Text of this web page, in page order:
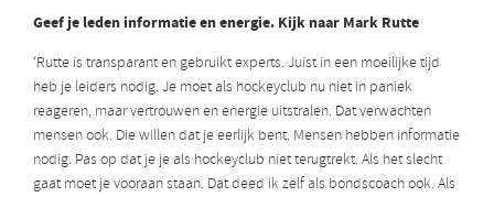
Geef je leden informatie en energie. Kijk naar Mark Rutte
‘Rutte is transparant en gebruikt experts. Juist in een moeilijke tijd
heb je leiders nodig. Je moet als hockeyclub nu niet in paniek
reageren, maar vertrouwen en energie uitstralen. Dat verwachten
mensen ook. Die willen dat je eerlijk bent. Mensen hebben informatie
nodig. Pas op dat je je als hockeyclub niet terugtrekt. Als het slecht
gaat moet je vooraan staan. Dat deed ik zelf als bondscoach ook. Als